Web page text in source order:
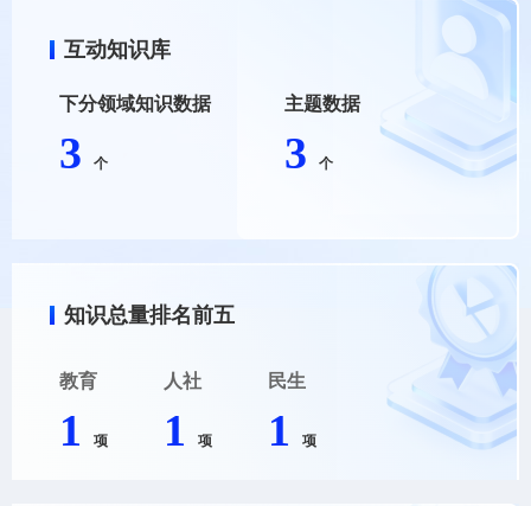
互动知识库
下分领域知识数据
3 个
主题数据
3 个
知识总量排名前五
教育
1 项
人社
1 项
民生
1 项